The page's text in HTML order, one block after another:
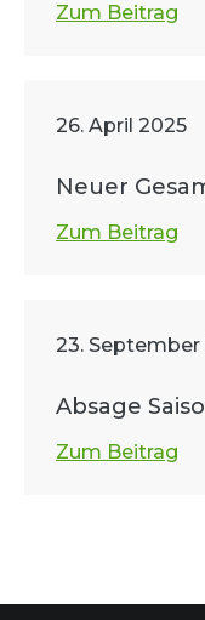
Zum Beitrag
26. April 2025
Neuer
Zum Beitrag
23.
Absage
Zum Beitrag